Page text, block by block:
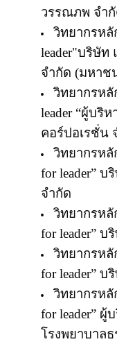
วรรณภพ จำ
วิทยากรหลั
leader"บริษัท
จำกัด (มหาช
วิทยากรหลั
leader “ผู้บริห
คอร์ปอเรชั่น
วิทยากรหลั
for leader” บ
จำกัด
วิทยากรหลั
for leader” บ
วิทยากรหลั
for leader” บ
วิทยากรหลั
for leader” ผู้
โรงพยาบาล